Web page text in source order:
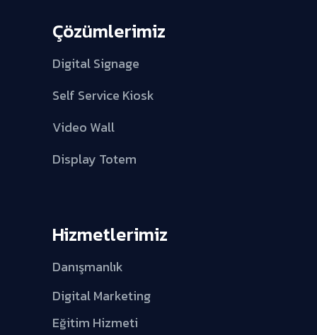
Çözümlerimiz
Digital Signage
Self Service Kiosk
Video Wall
Display Totem
Hizmetlerimiz
Danışmanlık
Digital Marketing
Eğitim Hizmeti